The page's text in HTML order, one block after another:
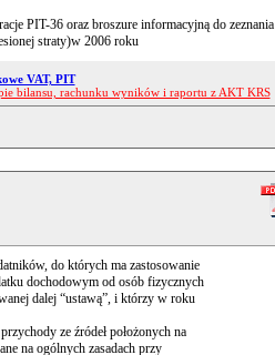
PIT-36 oraz broszure informacyjną do zeznania
straty)w 2006 roku
VAT, PIT
bilansu, rachunku wyników i raportu z AKT KRS
do których ma zastosowanie
dochodowym od osób fizycznych
dalej “ustawą”, i którzy w roku
ze źródeł położonych na
na ogólnych zasadach przy